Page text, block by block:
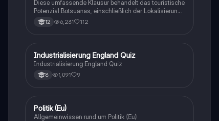
Diese umfassende Klausur behandelt das touristische
Potenzial Botsuanas, einschließlich der Lokalisierung,
Entwicklung und Bewertung der Nachhaltigkeit.
Analysiert werden die ökonomischen, sozialen und
Klausuren vorbereiten. Note: 13.
12 6,231 112
IGeschichte
Industrialisierung England Quiz
Industrialisierung England Quiz
8 1,091 9
PWirtschaft und Recht
Politik (Eu)
Allgemeinwissen rund um Politik (Eu)